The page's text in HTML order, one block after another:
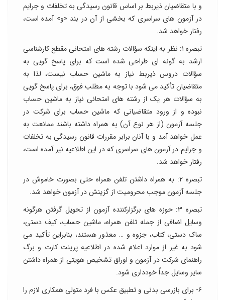
و با متقاضیان ذیربط بر اساس قانون رسیدگی به تخلفات و جرایم
در آزمون های سراسری که بخشی از آن در بند «و» آمده است،
رفتار خواهد شد.
تبصره ۱: نظر به اینکه سؤالات رشته های امتحانی مقطع کارشناسی
ارشد به گونه ای طراحی شده است که برای پاسخ گویی به
سؤالات دروس ذیربط نیاز به ماشین حساب نیست، لذا به
متقاضیان تأکید می شود با توجه به مطلب فوق، برای پاسخ گویی
به سؤالات هر یک از رشته های امتحانی نیاز به ماشین حساب
نبوده و از ورود متقاضیانی که ماشین حساب برای شرکت در
جلسه آزمون (از هر نوع آن) به همراه داشته باشند ممانعت به
عمل خواهد آمد و با آنان برابر مقررات قانون رسیدگی به تخلفات
و جرایم در آزمون های سراسری که در این اطلاعیه نیز آمده است،
رفتار خواهد شد.
تبصره ۲: به همراه داشتن تلفن همراه حتی بصورت خاموش در
جلسه آزمون موجب محرومیت از گزینش در آزمون خواهد شد.
تبصره ۳: حوزه های برگزارکننده آزمون از تحویل گرفتن هرگونه
وسایل اضافی از جمله تلفن همراه، ماشین حساب، کیف دستی،
ساک دستی، کتاب، جزوه و … معذور هستند، بنابراین تأکید می
شود به غیر از موارد اعلام شده در اطلاعیه پرینت کارت و برگ
راهنمای شرکت در آزمون و اوراق تشخیص هویتی از همراه داشتن
سایر وسایل جداً خودداری شود.
۶- برای بازرسی بدنی و تطبیق عکس با فرد متولی همکاری لازم را